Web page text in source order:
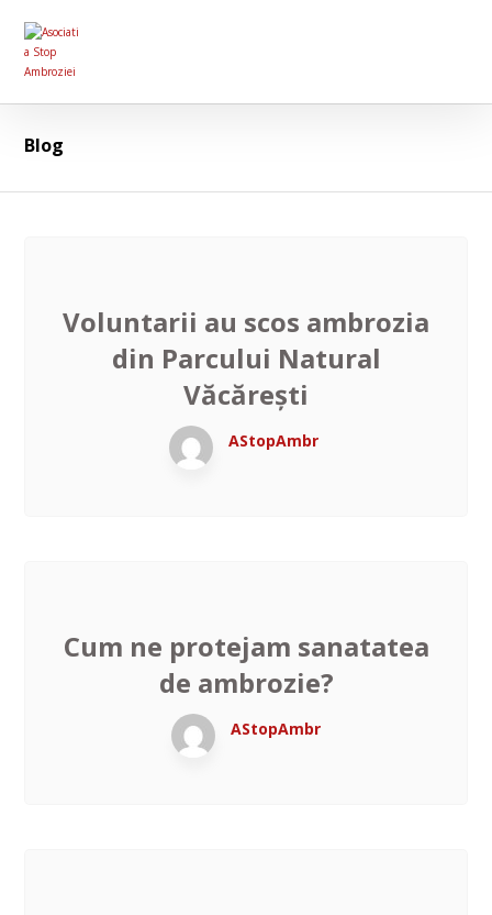
Blog
Voluntarii au scos ambrozia
din Parcului Natural
Văcărești
AStopAmbr
Cum ne protejam sanatatea
de ambrozie?
AStopAmbr